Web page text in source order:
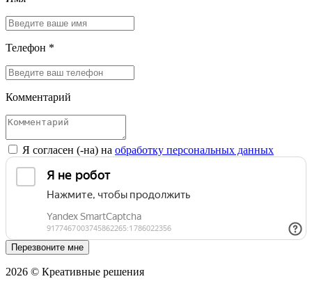
Телефон *
Комментарий
Я согласен (-на) на обработку персональных данных
Перезвоните мне
2026 © Креативные решения